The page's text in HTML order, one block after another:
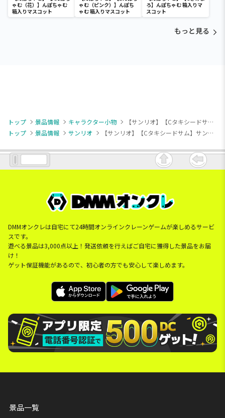
ゃむ（花）】んぽちゃむ
箱入りマスコット
ゃむ（ピンク）】んぽち
ゃむ 箱入りマスコット
ろ】んぽちゃむ 箱入りマ
スコット
もっと見る
トップ 景品情報 キャラクター小物
【サンリオ】【Cタキシードサム】サンリオキャラクターズ デニムショータイムマスコット2
トップ
景品情報 サンリオ 【サンリオ】【Cタキシードサム】サンリオキャラクターズ デニムショータイムマスコット2
DMMオンクレは自宅にて24時間オンラインクレーンゲームが楽しめるサービ
スです。
遊べる景品は3,000点以上！発送依頼を行えばご自宅に獲得した景品をお届
け！
ゲット保証機能があるので、初心者の方でも安心して楽しめます。
景品一覧